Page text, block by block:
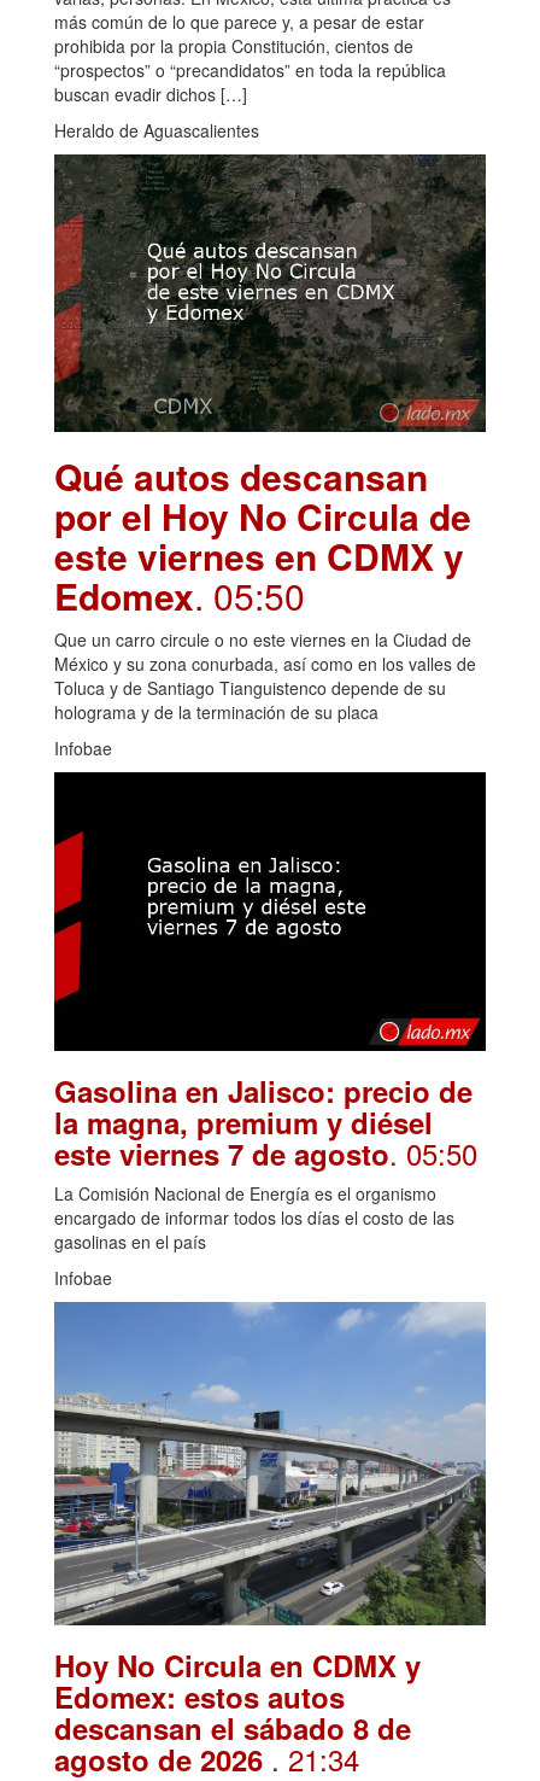
más común de lo que parece y, a pesar de estar
prohibida por la propia Constitución, cientos de
“prospectos” o “precandidatos” en toda la república
buscan evadir dichos […]
Heraldo de Aguascalientes
Qué autos descansan
por el Hoy No Circula de
este viernes en CDMX y
Edomex. 05:50
Que un carro circule o no este viernes en la Ciudad de
México y su zona conurbada, así como en los valles de
Toluca y de Santiago Tianguistenco depende de su
holograma y de la terminación de su placa
Infobae
Gasolina en Jalisco: precio de
la magna, premium y diésel
este viernes 7 de agosto. 05:50
La Comisión Nacional de Energía es el organismo
encargado de informar todos los días el costo de las
gasolinas en el país
Infobae
Hoy No Circula en CDMX y
Edomex: estos autos
descansan el sábado 8 de
agosto de 2026 . 21:34